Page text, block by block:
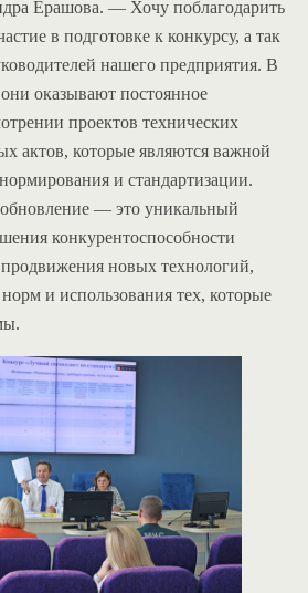
Ерашова. — Хочу поблагодарить
в подготовке к конкурсу, а так
нашего предприятия. В
оказывают постоянное
проектов технических
актов, которые являются важной
и стандартизации.
обновление — это уникальный
конкурентоспособности
новых технологий,
и использования тех, которые